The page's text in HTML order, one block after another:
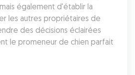
également d'établir la
les autres propriétaires de
des décisions éclairées
le promeneur de chien parfait